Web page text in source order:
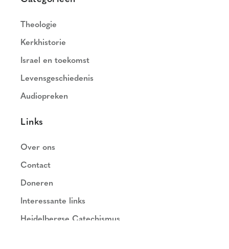
Theologie
Kerkhistorie
Israel en toekomst
Levensgeschiedenis
Audiopreken
Links
Over ons
Contact
Doneren
Interessante links
Heidelbergse Catechismus